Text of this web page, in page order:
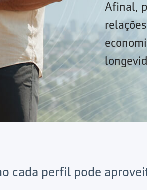
Afinal,
cada perfil pode